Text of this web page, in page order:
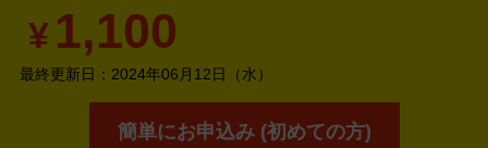
¥ 1,100
最終更新日： 2024年06月12日（水）
簡単にお申込み (初めての方)